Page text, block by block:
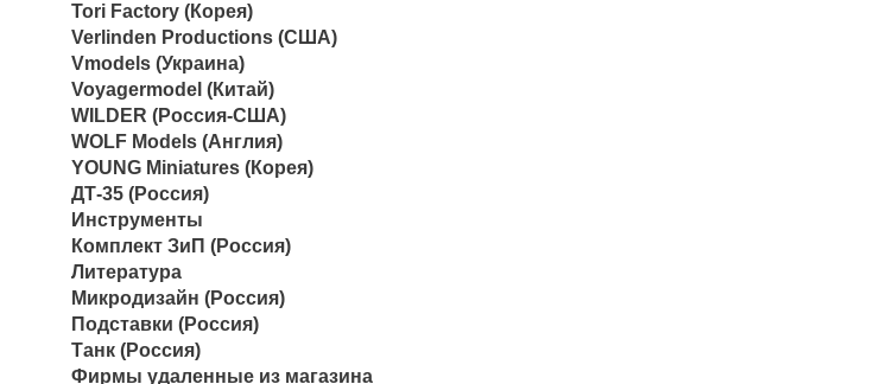
Tori Factory (Корея)
Verlinden Productions (США)
Vmodels (Украина)
Voyagermodel (Китай)
WILDER (Россия-США)
WOLF Models (Англия)
YOUNG Miniatures (Корея)
ДТ-35 (Россия)
Инструменты
Комплект ЗиП (Россия)
Литература
Микродизайн (Россия)
Подставки (Россия)
Танк (Россия)
Фирмы удаленные из магазина